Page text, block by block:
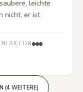
leichte
nicht, er ist
(4 WEITERE)